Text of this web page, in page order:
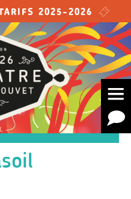
2025-2026